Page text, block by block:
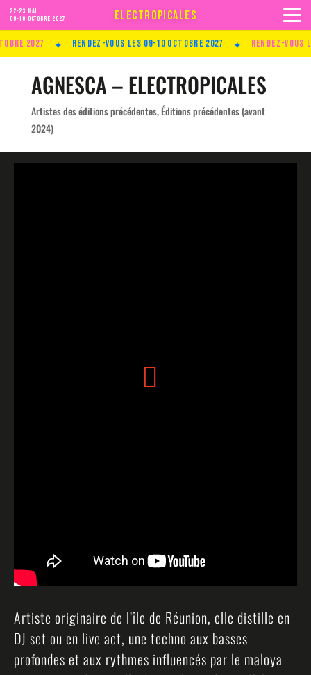
22-23 MAI
09-10 Octobre 2027
ELECTROPICALES
2027 Rendez-vous les 09-10 Octobre 2027 Rendez-vous
AGNESCA – ELECTROPICALES
Artistes des éditions précédentes,Éditions précédentes (avant
2024)
Artiste originaire de l’île de Réunion, elle distille en
DJ set ou en live act, une techno aux basses
profondes et aux rythmes influencés par le maloya